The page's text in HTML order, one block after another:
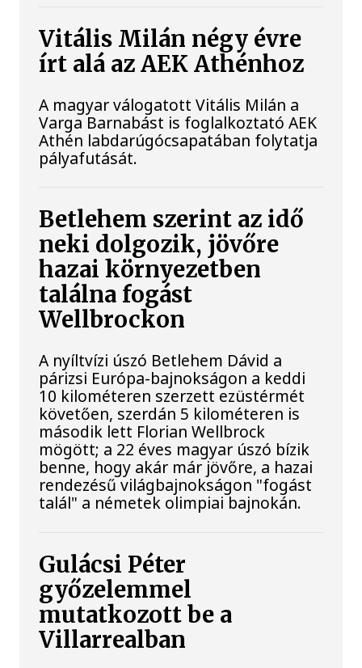
Vitális Milán négy évre
írt alá az AEK Athénhoz
A magyar válogatott Vitális Milán a
Varga Barnabást is foglalkoztató AEK
Athén labdarúgócsapatában folytatja
pályafutását.
Betlehem szerint az idő
neki dolgozik, jövőre
hazai környezetben
találna fogást
Wellbrockon
A nyíltvízi úszó Betlehem Dávid a
párizsi Európa-bajnokságon a keddi
10 kilométeren szerzett ezüstérmét
követően, szerdán 5 kilométeren is
második lett Florian Wellbrock
mögött; a 22 éves magyar úszó bízik
benne, hogy akár már jövőre, a hazai
rendezésű világbajnokságon "fogást
talál" a németek olimpiai bajnokán.
Gulácsi Péter
győzelemmel
mutatkozott be a
Villarrealban